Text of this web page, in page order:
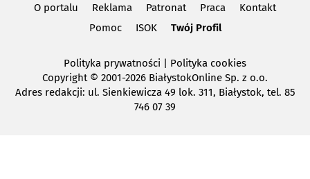
O portalu Reklama Patronat Praca
Kontakt
Pomoc
ISOK Twój Profil
Polityka prywatności | Polityka cookies
Copyright© 2001-2026 BiałystokOnline Sp. z o.o.
Adres redakcji: ul. Sienkiewicza 49 lok. 311, Białystok, tel. 85
746 07 39